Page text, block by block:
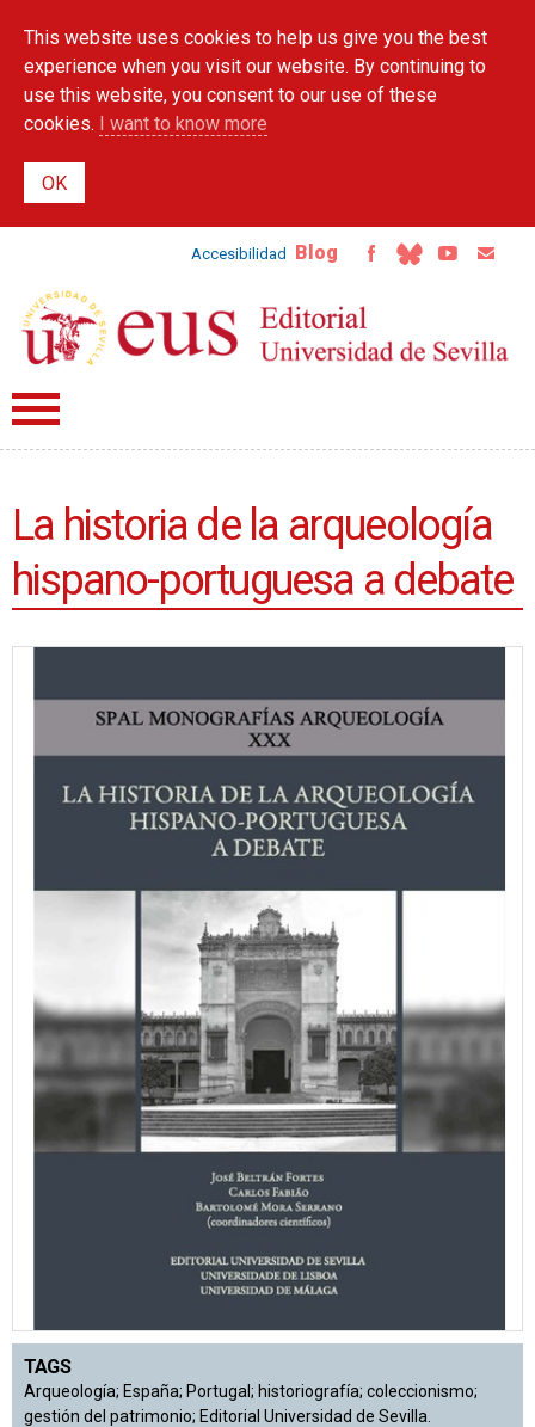
main
content
This website uses cookies to help us give you the best
experience when you visit our website. By continuing to
use this website, you consent to our use of these
cookies. I want to know more
Accesibilidad Blog
La historia de la arqueología
hispano-portuguesa a debate
TAGS
Arqueología; España; Portugal; historiografía; coleccionismo;
gestión del patrimonio; Editorial Universidad de Sevilla.